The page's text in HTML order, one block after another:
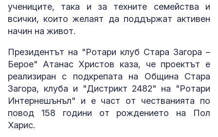
учениците, така и за техните семейства и
всички, които желаят да поддържат активен
начин на живот.
Президентът на "Ротари клуб Стара Загора –
Берое" Атанас Христов каза, че проектът е
реализиран с подкрепата на Община Стара
Загора, клуба и "Дистрикт 2482" на "Ротари
Интернешънъл" и е част от честванията по
повод 158 години от рождението на Пол
Харис.